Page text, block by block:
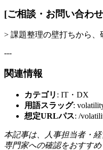
[ご相談・お問い合わ
> 課題整理の壁打ちから
---
関連情報
カテゴリ : IT・DX
用語スラッグ:
想定URLパス: /
本記事は、人事担当者・
専門家への確認をおすすめ